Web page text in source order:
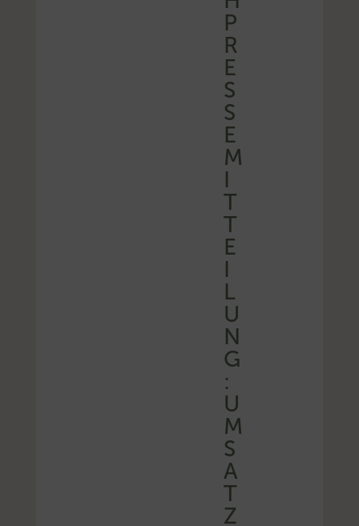
P
R
E
S
S
E
M
I
T
T
E
I
L
U
N
G
:
U
M
S
A
T
Z